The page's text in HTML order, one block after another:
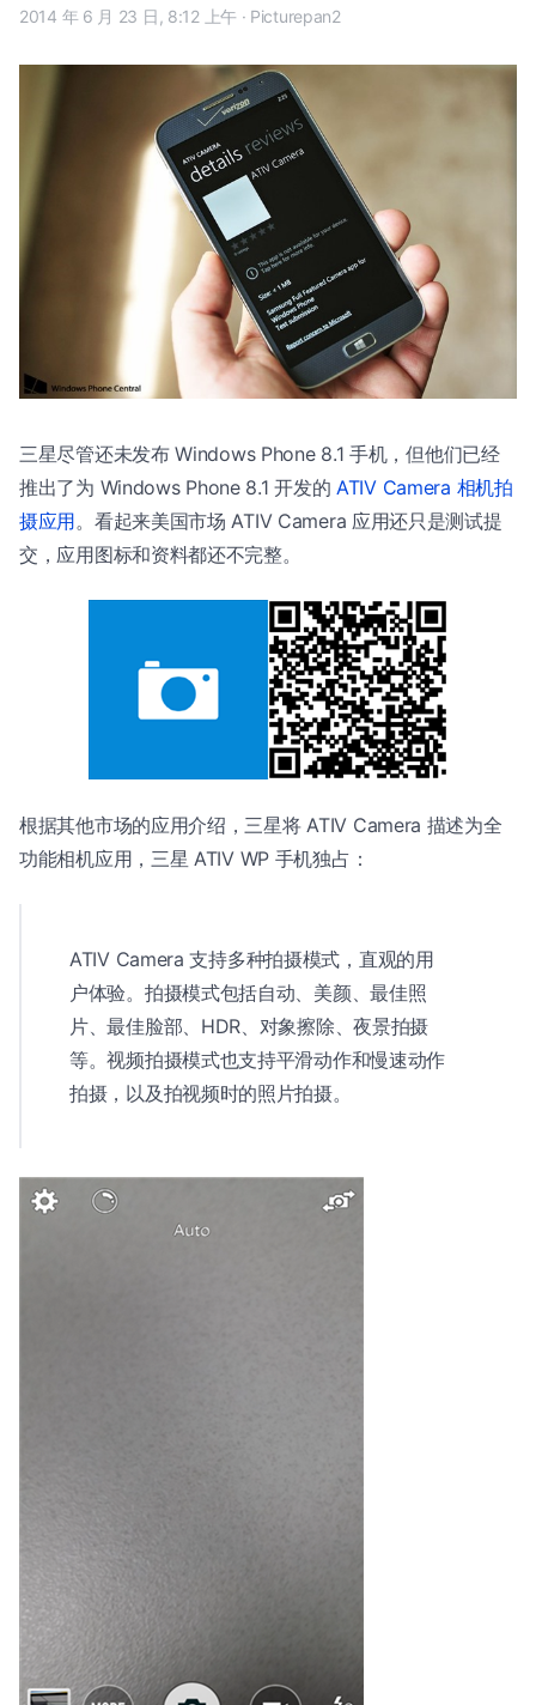
2014 年 6 月 23 日, 8:12 上午 · Picturepan2
三星尽管还未发布 Windows Phone 8.1 手机，但他们已经
推出了为 Windows Phone 8.1 开发的 ATIV Camera 相机拍
摄应用。看起来美国市场 ATIV Camera 应用还只是测试提
交，应用图标和资料都还不完整。
根据其他市场的应用介绍，三星将 ATIV Camera 描述为全
功能相机应用，三星 ATIV WP 手机独占：
ATIV Camera 支持多种拍摄模式，直观的用
户体验。拍摄模式包括自动、美颜、最佳照
片、最佳脸部、HDR、对象擦除、夜景拍摄
等。视频拍摄模式也支持平滑动作和慢速动作
拍摄，以及拍视频时的照片拍摄。